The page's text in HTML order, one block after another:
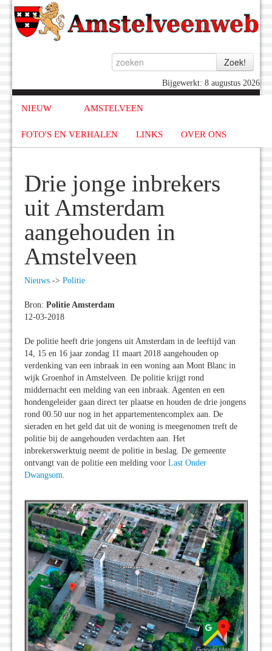
Bijgewerkt: 8 augustus 2026
NIEUW AMSTELVEEN
FOTO'S EN VERHALEN LINKS OVER ONS
Drie jonge inbrekers
uit Amsterdam
aangehouden in
Amstelveen
Nieuws -> Politie
Bron: Politie Amsterdam
12-03-2018
De politie heeft drie jongens uit Amsterdam in de leeftijd van
14, 15 en 16 jaar zondag 11 maart 2018 aangehouden op
verdenking van een inbraak in een woning aan Mont Blanc in
wijk Groenhof in Amstelveen. De politie krijgt rond
middernacht een melding van een inbraak. Agenten en een
hondengeleider gaan direct ter plaatse en houden de drie jongens
rond 00.50 uur nog in het appartementencomplex aan. De
sieraden en het geld dat uit de woning is meegenomen treft de
politie bij de aangehouden verdachten aan. Het
inbrekerswerktuig neemt de politie in beslag. De gemeente
ontvangt van de politie een melding voor Last Onder
Dwangsom.